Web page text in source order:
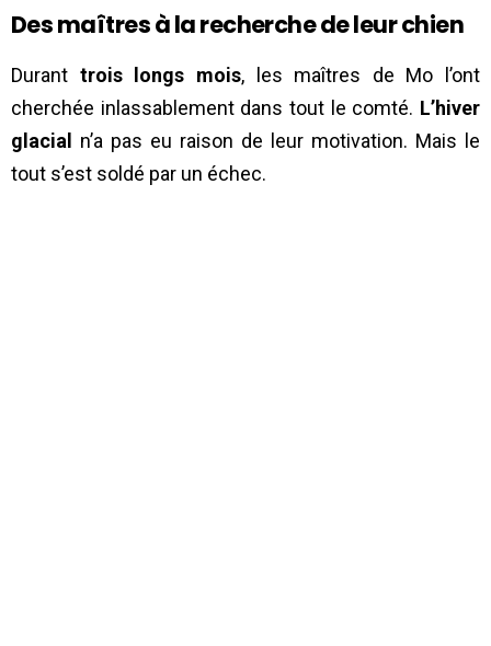
Des maîtres à la recherche de leur chien
Durant trois longs mois, les maîtres de Mo l’ont
cherchée inlassablement dans tout le comté. L’hiver
glacial
n’a pas eu raison de leur motivation. Mais le
tout s’est soldé par un échec.